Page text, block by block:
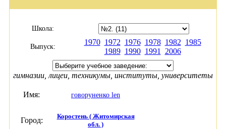
Школа:
Выпуск:
1970 1972 1976 1978 1982 1985
1989 1990 1991 2006
гимназии, лицеи, техникумы, институты, университеты
Имя: говоруненко len
Город:
Коростень ( Житомирская
обл. )